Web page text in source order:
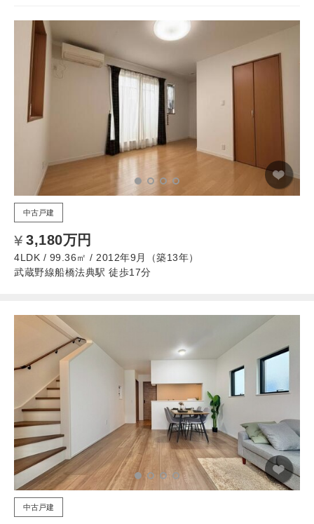
中古戸建
3,180万円
4LDK / 99.36㎡ / 2012年9月（築13年）
武蔵野線船橋法典駅 徒歩17分
中古戸建